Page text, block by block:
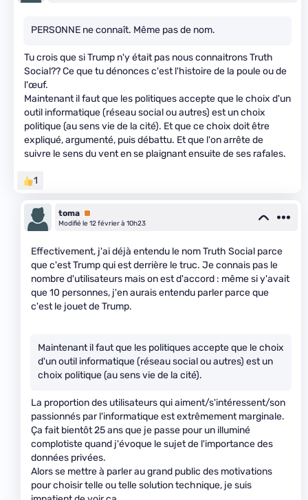
PERSONNE ne connaît. Même pas de nom.
Tu crois que si Trump n'y était pas nous connaitrons Truth
Social?? Ce que tu dénonces c'est l'histoire de la poule ou de
l'œuf.
Maintenant il faut que les politiques accepte que le choix d'un
outil informatique (réseau social ou autres) est un choix
politique (au sens vie de la cité). Et que ce choix doit être
expliqué, argumenté, puis débattu. Et que l'on arrête de
suivre le sens du vent en se plaignant ensuite de ses rafales.
1
toma Premium
Modifié le 12 février à 10h23
Effectivement, j'ai déjà entendu le nom Truth Social parce
que c'est Trump qui est derrière le truc. Je connais pas le
nombre d'utilisateurs mais on est d'accord : même si y'avait
que 10 personnes, j'en aurais entendu parler parce que
c'est le jouet de Trump.
Maintenant il faut que les politiques accepte que le choix
d'un outil informatique (réseau social ou autres) est un
choix politique (au sens vie de la cité).
La proportion des utilisateurs qui aiment/s'intéressent/son
passionnés par l'informatique est extrêmement marginale.
Ça fait bientôt 25 ans que je passe pour un illuminé
complotiste quand j'évoque le sujet de l'importance des
données privées.
Alors se mettre à parler au grand public des motivations
pour choisir telle ou telle solution technique, je suis